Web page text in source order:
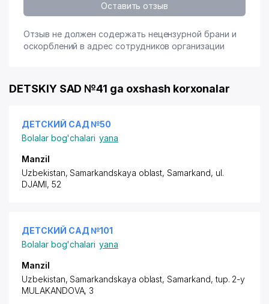
Оставить отзыв
Отзыв не должен содержать нецензурной брани и
оскорблений в адрес сотрудников организации
DETSKIY SAD №41 ga oxshash korxonalar
ДЕТСКИЙ САД №50
Bolalar bog'chalari yana
Manzil
Uzbekistan, Samarkandskaya oblast, Samarkand, ul.
DJAMI, 52
ДЕТСКИЙ САД №101
Bolalar bog'chalari yana
Manzil
Uzbekistan, Samarkandskaya oblast, Samarkand,tup. 2-y
MULAKANDOVA, 3